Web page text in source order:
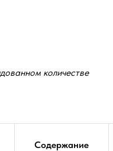
количестве
Содержание